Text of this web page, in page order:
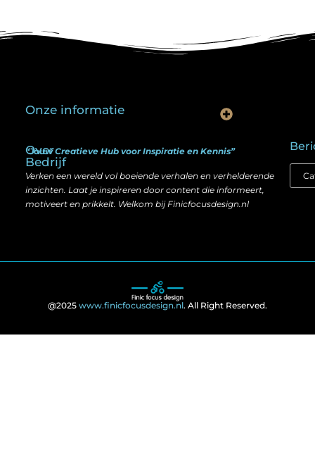
Over
Bedrijf
“Jouw Creatieve Hub voor Inspiratie en Kennis”
Verken een wereld vol boeiende verhalen en verhelderende
inzichten. Laat je inspireren door content die informeert,
motiveert en prikkelt. Welkom bij Finicfocusdesign.nl
Onze informatie
@2025 www.finicfocusdesign.nl. All Right Reserved.